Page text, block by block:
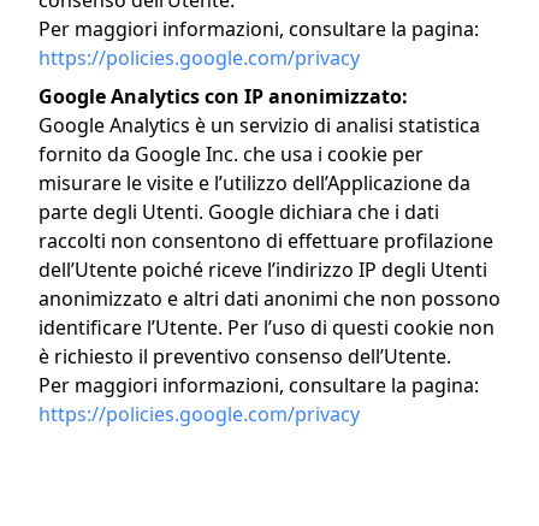
Per maggiori informazioni, consultare la pagina:
https://policies.google.com/privacy
Google Analytics con IP anonimizzato:
Google Analytics è un servizio di analisi statistica
fornito da Google Inc. che usa i cookie per
misurare le visite e l’utilizzo dell’Applicazione da
parte degli Utenti. Google dichiara che i dati
raccolti non consentono di effettuare profilazione
dell’Utente poiché riceve l’indirizzo IP degli Utenti
anonimizzato e altri dati anonimi che non possono
identificare l’Utente. Per l’uso di questi cookie non
è richiesto il preventivo consenso dell’Utente.
Per maggiori informazioni, consultare la pagina:
https://policies.google.com/privacy